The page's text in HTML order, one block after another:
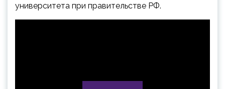
университета при правительстве РФ.